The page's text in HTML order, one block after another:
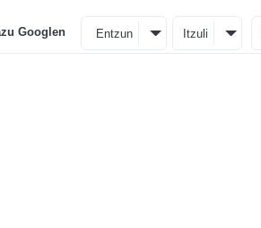
Googlen Entzun Itzuli